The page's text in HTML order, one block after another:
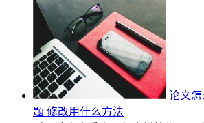
论文怎
题 修改用什么方法